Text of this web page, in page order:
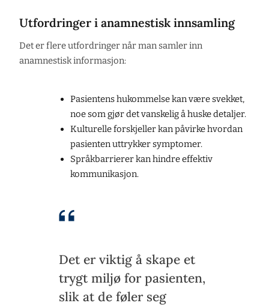
Utfordringer i anamnestisk innsamling
Det er flere utfordringer når man samler inn
anamnestisk informasjon:
Pasientens hukommelse kan være svekket,
noe som gjør det vanskelig å huske detaljer.
Kulturelle forskjeller kan påvirke hvordan
pasienten uttrykker symptomer.
Språkbarrierer kan hindre effektiv
kommunikasjon.
Det er viktig å skape et
trygt miljø for pasienten,
slik at de føler seg